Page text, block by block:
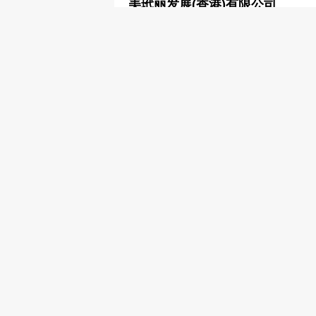
美玳丽发展(香港)有限公司